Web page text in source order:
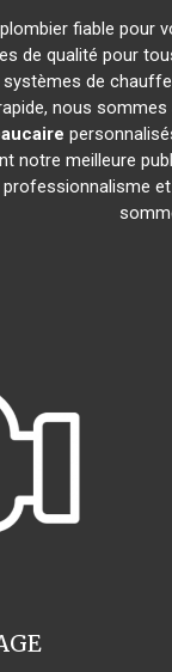
fiable pour
de qualité pour
de
nous
notre meilleure